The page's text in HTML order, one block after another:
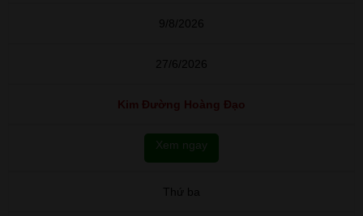
9/8/2026
27/6/2026
Kim Đường Hoàng Đạo
Xem ngay
Thứ ba